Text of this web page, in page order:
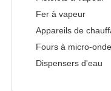
Fer à vapeur
Appareils de
Fours à micro-
Dispensers d'eau